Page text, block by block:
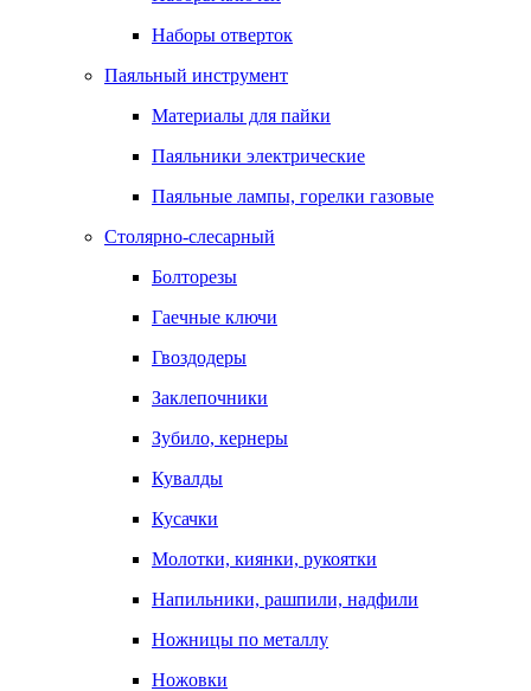
Наборы отверток
Паяльный инструмент
Материалы для пайки
Паяльники электрические
Паяльные лампы, горелки газовые
Столярно-слесарный
Болторезы
Гаечные ключи
Гвоздодеры
Заклепочники
Зубило, кернеры
Кувалды
Кусачки
Молотки, киянки, рукоятки
Напильники, рашпили, надфили
Ножницы по металлу
Ножовки